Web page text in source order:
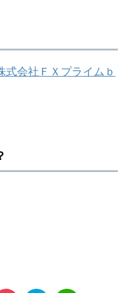
式会社ＦＸプライムｂ